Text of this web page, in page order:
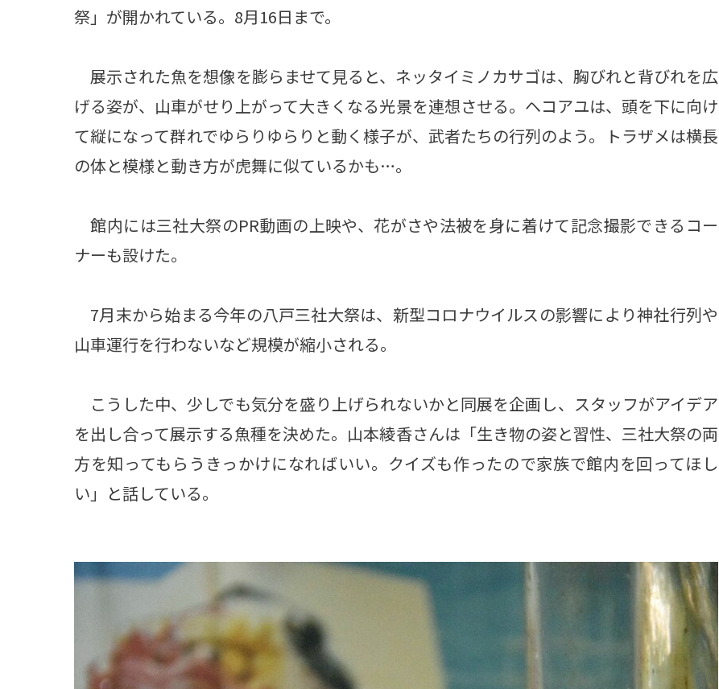
祭」が開かれている。8月16日まで。
展示された魚を想像を膨らませて見ると、ネッタイミノカサゴは、胸びれと背びれを広
げる姿が、山車がせり上がって大きくなる光景を連想させる。ヘコアユは、頭を下に向け
て縦になって群れでゆらりゆらりと動く様子が、武者たちの行列のよう。トラザメは横長
の体と模様と動き方が虎舞に似ているかも…。
館内には三社大祭のPR動画の上映や、花がさや法被を身に着けて記念撮影できるコー
ナーも設けた。
7月末から始まる今年の八戸三社大祭は、新型コロナウイルスの影響により神社行列や
山車運行を行わないなど規模が縮小される。
こうした中、少しでも気分を盛り上げられないかと同展を企画し、スタッフがアイデア
を出し合って展示する魚種を決めた。山本綾香さんは「生き物の姿と習性、三社大祭の両
方を知ってもらうきっかけになればいい。クイズも作ったので家族で館内を回ってほし
い」と話している。